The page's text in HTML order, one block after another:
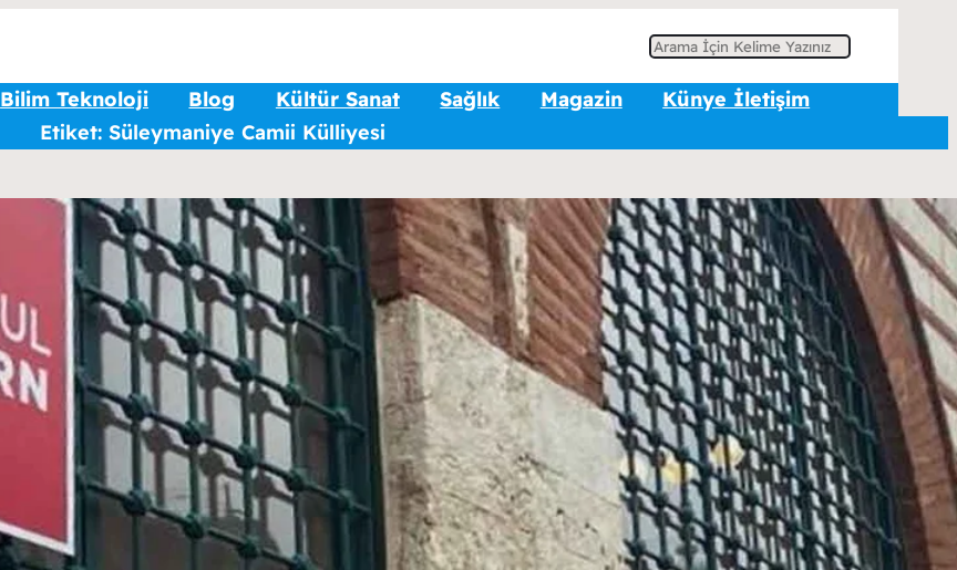
A
r
Bilim Teknoloji Blog Kültür Sanat Sağlık Magazin
Künye İletişim
Etiket: Süleymaniye Camii Külliyesi